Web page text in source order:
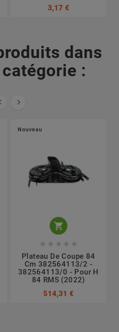
3,17 €
dans
catégorie :

Nouveau

    
Plateau De Coupe 84
Cm 382564113/2 -
382564113/0 - Pour H
84 RMS (2022)
514,31 €